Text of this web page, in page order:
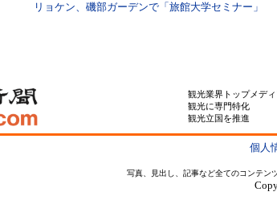
リョケン、磯部ガーデンで「旅館大学セミナー」
観光業界トップメディ
観光に専門特化
観光立国を推進
個人
写真、見出し、記事など全てのコンテン